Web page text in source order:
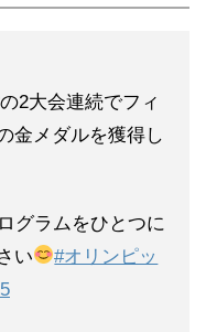
2大会連続でフィ
金メダルを獲得し
グラムをひとつに
い
#オリンピッ